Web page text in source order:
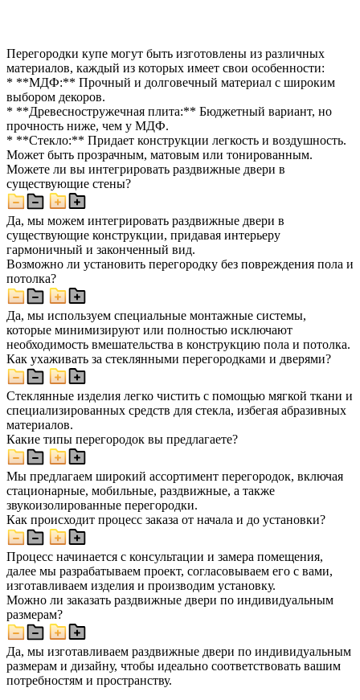
Перегородки купе могут быть изготовлены из различных
материалов, каждый из которых имеет свои особенности:
* **МДФ:** Прочный и долговечный материал с широким
выбором декоров.
* **Древесностружечная плита:** Бюджетный вариант, но
прочность ниже, чем у МДФ.
* **Стекло:** Придает конструкции легкость и воздушность.
Может быть прозрачным, матовым или тонированным.
Можете ли вы интегрировать раздвижные двери в
существующие стены?
Да, мы можем интегрировать раздвижные двери в
существующие конструкции, придавая интерьеру
гармоничный и законченный вид.
Возможно ли установить перегородку без повреждения пола и
потолка?
Да, мы используем специальные монтажные системы,
которые минимизируют или полностью исключают
необходимость вмешательства в конструкцию пола и потолка.
Как ухаживать за стеклянными перегородками и дверями?
Стеклянные изделия легко чистить с помощью мягкой ткани и
специализированных средств для стекла, избегая абразивных
материалов.
Какие типы перегородок вы предлагаете?
Мы предлагаем широкий ассортимент перегородок, включая
стационарные, мобильные, раздвижные, а также
звукоизолированные перегородки.
Как происходит процесс заказа от начала и до установки?
Процесс начинается с консультации и замера помещения,
далее мы разрабатываем проект, согласовываем его с вами,
изготавливаем изделия и производим установку.
Можно ли заказать раздвижные двери по индивидуальным
размерам?
Да, мы изготавливаем раздвижные двери по индивидуальным
размерам и дизайну, чтобы идеально соответствовать вашим
потребностям и пространству.